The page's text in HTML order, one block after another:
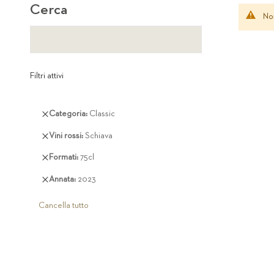
Cerca
Filtri attivi
Categoria Classic
Rimuovi
articolo
Vini rossi Schiava
Rimuovi
articolo
Formati 75cl
Rimuovi
articolo
Annata 2023
Rimuovi
articolo
Cancella tutto